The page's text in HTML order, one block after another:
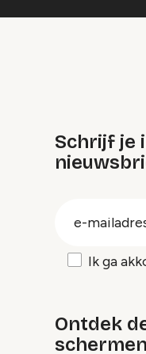
Schrijf je
Ik ga
Ontdek